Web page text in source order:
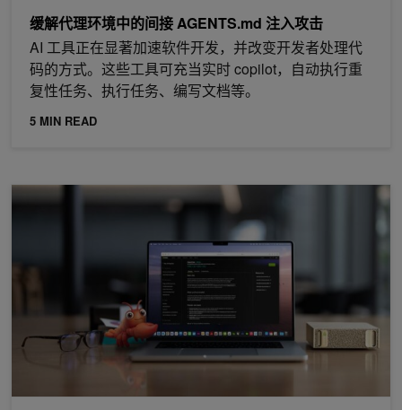
缓解代理环境中的间接 AGENTS.md 注入攻击
AI 工具正在显著加速软件开发，并改变开发者处理代
码的方式。这些工具可充当实时 copilot，自动执行重
复性任务、执行任务、编写文档等。
5 MIN READ
使用 OpenClaw 和 NVIDIA NemoClaw 构建更安全、始终运行的